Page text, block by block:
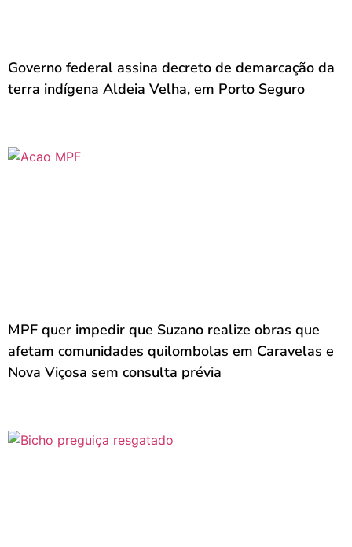
Governo federal assina decreto de demarcação da
terra indígena Aldeia Velha, em Porto Seguro
MPF quer impedir que Suzano realize obras que
afetam comunidades quilombolas em Caravelas e
Nova Viçosa sem consulta prévia